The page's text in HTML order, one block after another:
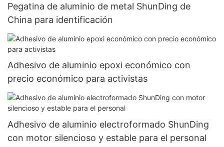
Pegatina de aluminio de metal ShunDing de
China para identificación
Adhesivo de aluminio epoxi económico con
precio económico para activistas
Adhesivo de aluminio electroformado ShunDing
con motor silencioso y estable para el personal